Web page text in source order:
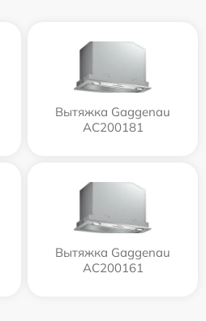
Вытяжка Gaggenau
AC200181
Вытяжка Gaggenau
AC200161